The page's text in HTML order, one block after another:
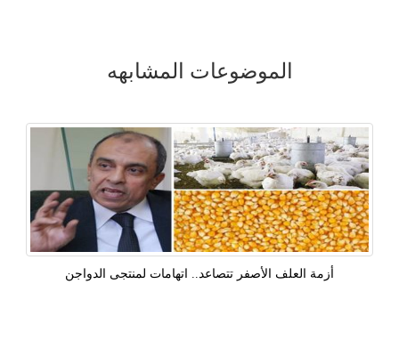
الموضوعات المشابهه
أزمة العلف الأصفر تتصاعد.. اتهامات لمنتجى الدواجن